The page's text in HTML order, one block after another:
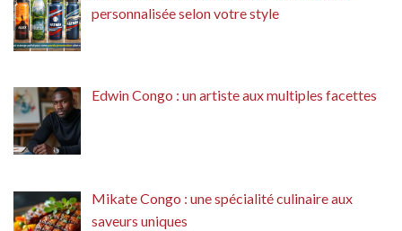
personnalisée selon votre style
Edwin Congo : un artiste aux multiples facettes
Mikate Congo : une spécialité culinaire aux
saveurs uniques